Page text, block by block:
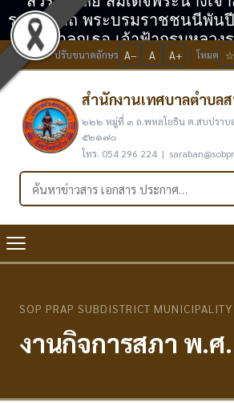
ราชินีนาถ พระบรมราชชนนีพันปี
พระเจ้าลูกเธอ เจ้าฟ้ากรมหลว
มหาวัชรราชธิดา
ปรับขนาดอักษร A− A A+ โหมด ☆
สำนักงานเทศบาลตำบล
๒๒๒ หมู่ที่ ๓ ถ.พหลโยธิน ต.สบปราบ
๕๒๑๗๐
โทร. 054 296 224 |
ค้นหาในเว็บไซต์
SOP PRAP SUBDISTRICT MUNICIPALITY
งานกิจการสภา พ.